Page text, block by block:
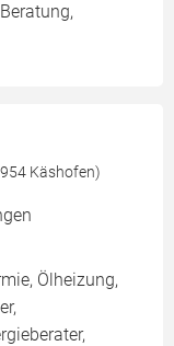
Käshofen)
Ölheizung,